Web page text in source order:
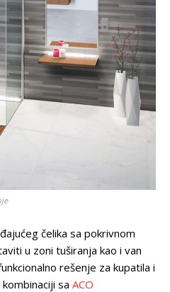
čelika sa pokrivnom
u zoni tuširanja kao i van
rešenje za kupatila i
sa ACO